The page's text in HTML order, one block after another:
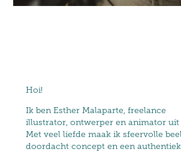
Hoi!
Ik ben Esther Malaparte, freelance
illustrator, ontwerper en animator uit
Met veel liefde maak ik sfeervolle
doordacht concept en een